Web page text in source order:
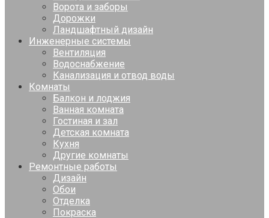
Ворота и заборы
Дорожки
Ландшафтный дизайн
Инженерные системы
Вентиляция
Водоснабжение
Канализация и отвод воды
Комнаты
Балкон и лоджия
Ванная комната
Гостиная и зал
Детская комната
Кухня
Другие комнаты
Ремонтные работы
Дизайн
Обои
Отделка
Покраска